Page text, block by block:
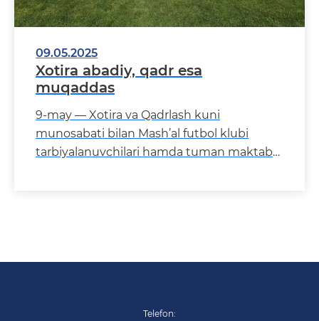
09.05.2025
Xotira abadiy, qadr esa
muqaddas
9-may — Xotira va Qadrlash kuni
munosabati bilan Mash’al futbol klubi
tarbiyalanuvchilari hamda tuman maktab
Telefon: